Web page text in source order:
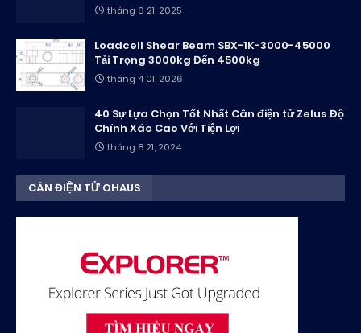
tháng 6 21, 2025
Loadcell Shear Beam SBX-1K-3000-45000
Tải Trọng 3000kg Đến 4500kg
tháng 4 01, 2026
40 Sự Lựa Chọn Tốt Nhất Cân điện tử Zelus Độ
Chính Xác Cao Với Tiện Lợi
tháng 8 21, 2024
CÂN ĐIỆN TỬ OHAUS